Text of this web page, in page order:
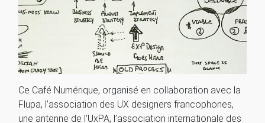
Ce Café Numérique, organisé en collaboration avec la
Flupa, l’association des UX designers francophones,
une antenne de l’UxPA, l’association internationale des